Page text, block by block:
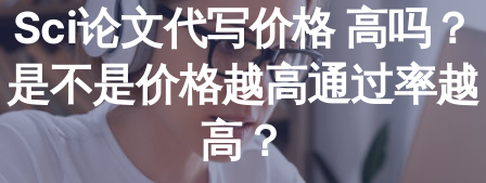
Sci论文代写价格 高吗？
是不是价格越高通过率越
高？